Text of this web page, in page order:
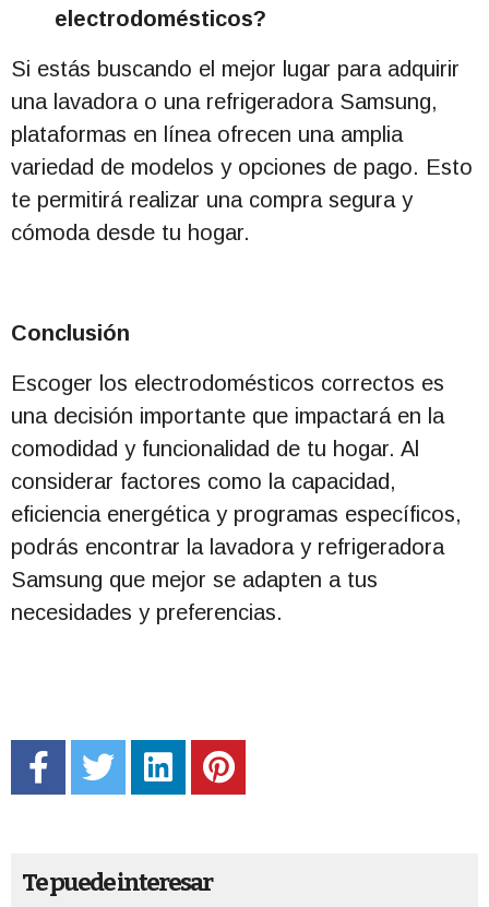
electrodomésticos?
Si estás buscando el mejor lugar para adquirir
una lavadora o una refrigeradora Samsung,
plataformas en línea ofrecen una amplia
variedad de modelos y opciones de pago. Esto
te permitirá realizar una compra segura y
cómoda desde tu hogar.
Conclusión
Escoger los electrodomésticos correctos es
una decisión importante que impactará en la
comodidad y funcionalidad de tu hogar. Al
considerar factores como la capacidad,
eficiencia energética y programas específicos,
podrás encontrar la lavadora y refrigeradora
Samsung que mejor se adapten a tus
necesidades y preferencias.
Te puede interesar